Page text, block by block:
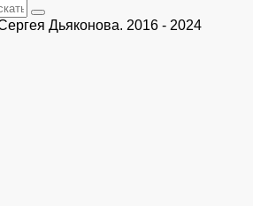
Дьяконова. 2016 - 2024